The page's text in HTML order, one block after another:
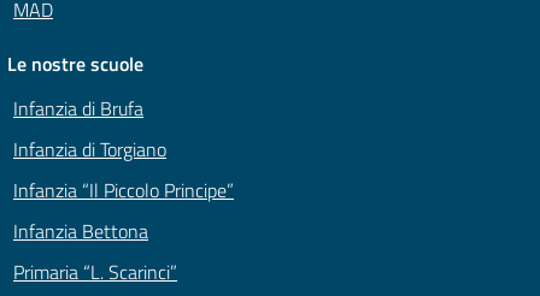
MAD
Le nostre scuole
Infanzia di Brufa
Infanzia di Torgiano
Infanzia “Il Piccolo Principe”
Infanzia Bettona
Primaria “L. Scarinci”